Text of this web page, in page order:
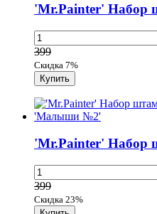
'Mr.Painter' Набор
399
Скидка 7%
'Mr.Painter' Набор
399
Скидка 23%